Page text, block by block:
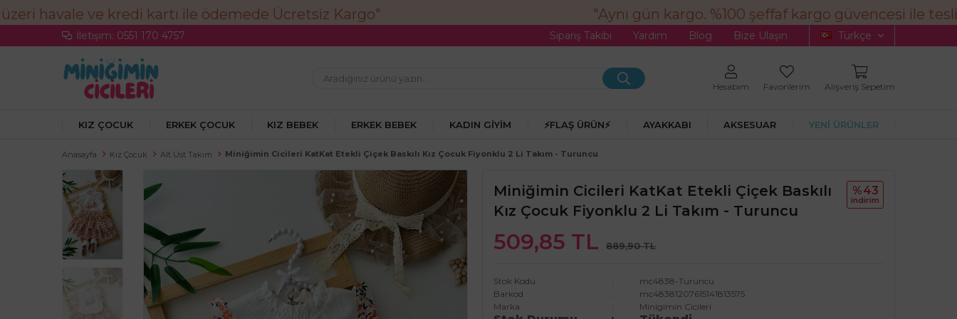
"Aynı gün kargo. %100 şeffaf kargo güvencesi ile
İletişim: 0551 170 4757 Sipariş Takibi Yardım Blog Bize Ulaşın Türkçe
Hesabım Favorilerim Alışveriş Sepetim
KIZ ÇOCUK ERKEK ÇOCUK KIZ BEBEK ERKEK BEBEK KADIN GIYIM ⚡FLAŞ ÜRÜN⚡ AYAKKABI AKSESUAR YENİ ÜRÜNLER
Anasayfa Kız Çocuk Alt Üst Takım Miniğimin Cicileri KatKat Etekli Çiçek Baskılı Kız Çocuk Fiyonklu 2 Li Takım - Turuncu
Miniğimin Cicileri KatKat Etekli Çiçek Baskılı
Kız Çocuk Fiyonklu 2 Li Takım - Turuncu
509,85 TL 889,90 TL
%43
i̇ndi̇ri̇m
Stok Kodu
mc4838-Turuncu
Barkod
mc48381207615141813575
Marka
Minigimin Cicileri